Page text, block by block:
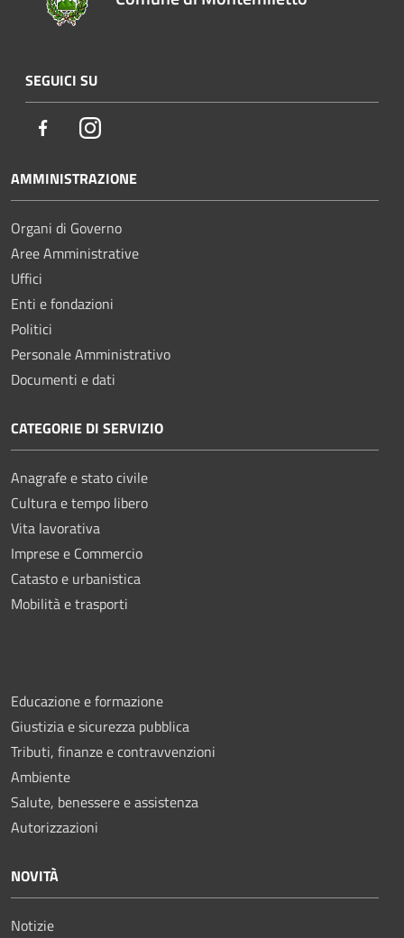
SEGUICI SU
FacebookInstagram
AMMINISTRAZIONE
Organi di Governo
Aree Amministrative
Uffici
Enti e fondazioni
Politici
Personale Amministrativo
Documenti e dati
CATEGORIE DI SERVIZIO
Anagrafe e stato civile
Cultura e tempo libero
Vita lavorativa
Imprese e Commercio
Catasto e urbanistica
Mobilità e trasporti
Educazione e formazione
Giustizia e sicurezza pubblica
Tributi, finanze e contravvenzioni
Ambiente
Salute, benessere e assistenza
Autorizzazioni
NOVITÀ
Notizie